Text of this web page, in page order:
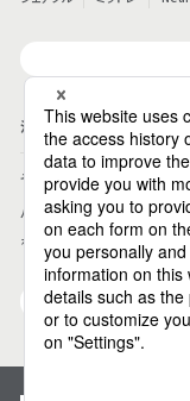
法人向けサービス
その他
パーソルのRPA
ワークスイッ
ポスタス
Reskilling Camp